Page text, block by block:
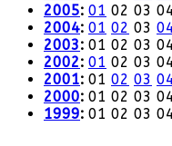
2005: 01 02 03
2004: 01 02 03
2003: 01 02 03
2002: 01 02 03
2001: 01 02 03
2000: 01 02 03
1999: 01 02 03